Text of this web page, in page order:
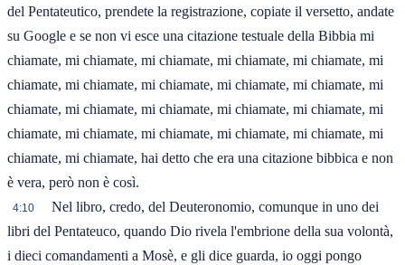
del Pentateutico, prendete la registrazione, copiate il versetto, andate
su Google e se non vi esce una citazione testuale della Bibbia mi
chiamate, mi chiamate, mi chiamate, mi chiamate, mi chiamate, mi
chiamate, mi chiamate, mi chiamate, mi chiamate, mi chiamate, mi
chiamate, mi chiamate, mi chiamate, mi chiamate, mi chiamate, mi
chiamate, mi chiamate, mi chiamate, mi chiamate, mi chiamate, mi
chiamate, mi chiamate, hai detto che era una citazione bibbica e non
è vera, però non è così.
4:10
Nel libro, credo, del Deuteronomio, comunque in uno dei
libri del Pentateuco, quando Dio rivela l'embrione della sua volontà,
i dieci comandamenti a Mosè, e gli dice guarda, io oggi pongo